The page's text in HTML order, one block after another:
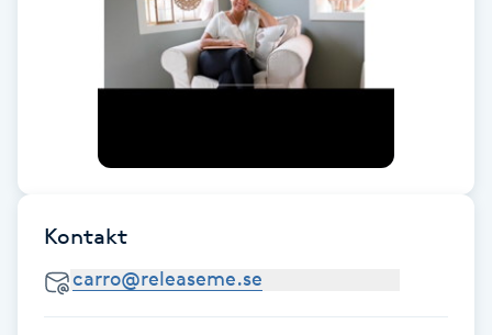
Fettreducering
Fibromassage
Fillers
Kontakt